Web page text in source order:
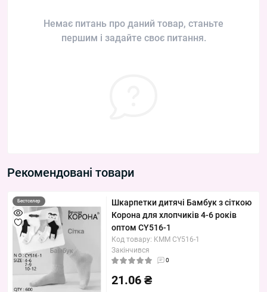
Немає питань про даний товар, станьте
першим і задайте своє питання.
Рекомендовані товари
Бестселер
Шкарпетки дитячі Бамбук з сіткою
Корона для хлопчиків 4-6 років
оптом CY516-1
Код товару: KMM CY516-1
Закінчився
0
21.06 ₴